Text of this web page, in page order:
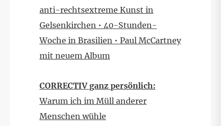
anti-rechtsextreme Kunst in
Gelsenkirchen • 40-Stunden-
Woche in Brasilien • Paul McCartney
mit neuem Album
CORRECTIV ganz persönlich:
Warum ich im Müll anderer
Menschen wühle